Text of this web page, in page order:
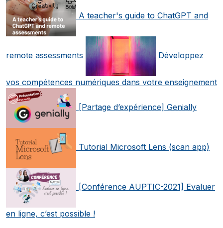
A teacher's guide to ChatGPT and
remote assessments Développez
vos compétences numériques dans votre enseignement
[Partage d’expérience] Genially
Tutorial Microsoft Lens (scan app)
[Conférence AUPTIC-2021] Evaluer
en ligne, c’est possible !